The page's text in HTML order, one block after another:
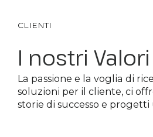
CLIENTI
I nostri Valori
La passione e la voglia di
soluzioni per il cliente, ci
storie di successo e progetti